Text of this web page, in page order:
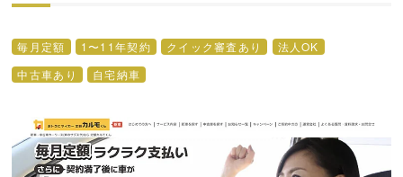
毎月定額 1〜11年契約 クイック審査あり
法人OK
中古車あり
自宅納車